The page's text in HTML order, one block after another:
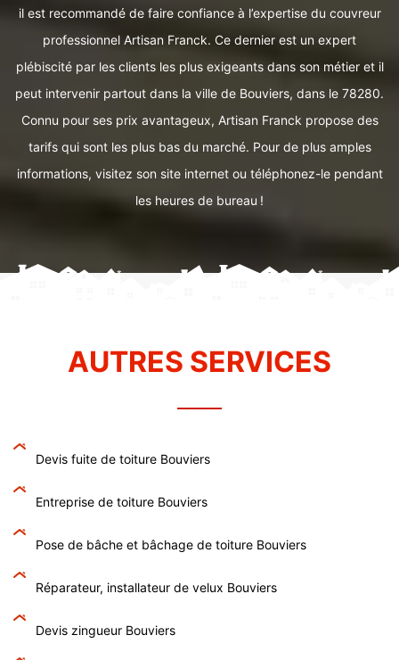
il est recommandé de faire confiance à l’expertise du couvreur
professionnel Artisan Franck. Ce dernier est un expert
plébiscité par les clients les plus exigeants dans son métier et il
peut intervenir partout dans la ville de Bouviers, dans le 78280.
Connu pour ses prix avantageux, Artisan Franck propose des
tarifs qui sont les plus bas du marché. Pour de plus amples
informations, visitez son site internet ou téléphonez-le pendant
les heures de bureau !
AUTRES SERVICES
Devis fuite de toiture Bouviers
Entreprise de toiture Bouviers
Pose de bâche et bâchage de toiture Bouviers
Réparateur, installateur de velux Bouviers
Devis zingueur Bouviers